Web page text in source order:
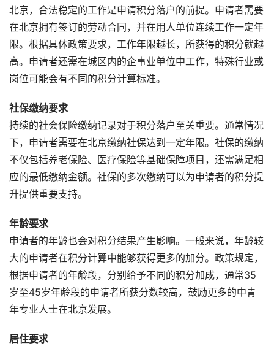
北京，合法稳定的工作是申请积分落户的前提。申请者需要
在北京拥有签订的劳动合同，并在用人单位连续工作一定年
限。根据具体政策要求，工作年限越长，所获得的积分就越
高。申请者还需在城区内的企事业单位中工作，特殊行业或
岗位可能会有不同的积分计算标准。
社保缴纳要求
持续的社会保险缴纳记录对于积分落户至关重要。通常情况
下，申请者需要在北京缴纳社保达到一定年限。社保的缴纳
不仅包括养老保险、医疗保险等基础保障项目，还需满足相
应的最低缴纳金额。社保的多次缴纳可以为申请者的积分提
升提供重要支持。
年龄要求
申请者的年龄也会对积分结果产生影响。一般来说，年龄较
大的申请者在积分计算中能够获得更多的加分。政策规定，
根据申请者的年龄段，分别给予不同的积分加成，通常35
岁至45岁年龄段的申请者所获分数较高，鼓励更多的中青
年专业人士在北京发展。
居住要求